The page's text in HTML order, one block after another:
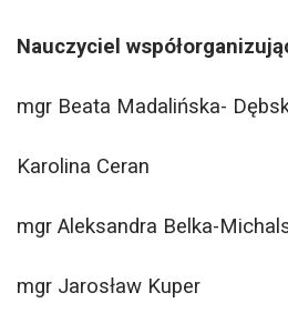
Nauczyciel
mgr Beata Madalińska-
Karolina Ceran
mgr Aleksandra Belka-
mgr Jarosław Kuper